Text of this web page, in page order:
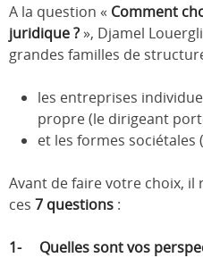
A la question « Comment
juridique ?», Djamel
grandes familles de
les entreprises
propre (le dirigeant
et les formes sociétales
Avant de faire votre choix,
ces 7 questions :
1- Quelles sont vos